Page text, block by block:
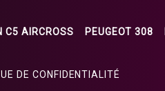
C5 AIRCROSS PEUGEOT 308
DE CONFIDENTIALITÉ